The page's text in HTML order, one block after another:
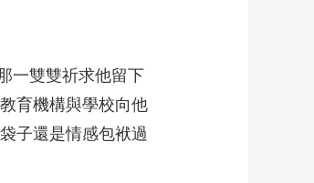
一雙雙祈求他留下
育機構與學校向他
子還是情感包袱過